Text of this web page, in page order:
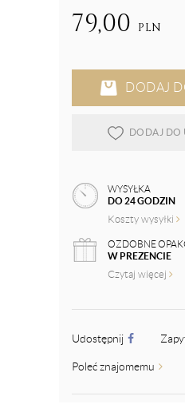
79,00 PLN
DODAJ
DODAJ DO
WYSYŁKA
DO 24 GODZIN
Koszty wysyłki
OZDOBNE
W PREZENCIE
Czytaj więcej
Udostępnij
Poleć znajomemu